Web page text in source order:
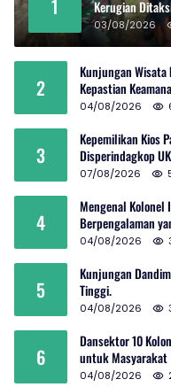
1
Kerugian
03/08/2026
2
Kunjungan Wisata
Kepastian
04/08/2026
3
Kepemilikan Kios
Disperindagkop
07/08/2026
4
Mengenal Kolonel
Berpengalaman
04/08/2026
5
Kunjungan
Tinggi.
04/08/2026
6
Dansektor 10
untuk Masyarakat
04/08/2026